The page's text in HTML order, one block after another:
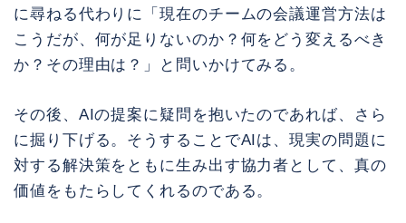
に尋ねる代わりに「現在のチームの会議運営方法は
こうだが、何が足りないのか？何をどう変えるべき
か？その理由は？」と問いかけてみる。
その後、AIの提案に疑問を抱いたのであれば、さら
に掘り下げる。そうすることでAIは、現実の問題に
対する解決策をともに生み出す協力者として、真の
価値をもたらしてくれるのである。